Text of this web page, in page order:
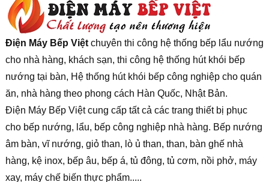
Điện Máy Bếp Việtchuyên thi công hệ thống bếp lẩu nướng
cho nhà hàng, khách sạn, thi công hệ thống hút khói bếp
nướng tại bàn, Hệ thống hút khói bếp công nghiệp cho quán
ăn, nhà hàng theo phong cách Hàn Quốc, Nhật Bản.
Điện Máy Bếp Việt cung cấp tất cả các trang thiết bị phục
cho bếp nướng, lẩu, bếp công nghiệp nhà hàng. Bếp nướng
âm bàn, vĩ nướng, giỏ than, lò ủ than, than, bàn ghế nhà
hàng, kệ inox, bếp âu, bếp á, tủ đông, tủ cơm, nồi phở, máy
xay, máy chế biến thực phẩm.....